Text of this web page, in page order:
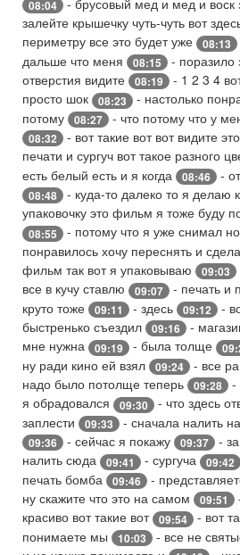
08:04
залейте крышечку чуть-чуть вот
периметру все это будет уже
08:13
дальше что меня
08:15
- поразило
отверстия видите
08:19
- 1 2 3 4
просто шок
08:23
- настолько
потому
08:27 - что потому что у
08:32 - вот такие вот вот видите
печати и сургуч вот такое разного
есть белый есть и я когда
08:46 -
08:48 - куда-то далеко то я делаю
упаковочку это фильм я тоже буду
08:55 - потому что я уже снимал
понравилось хочу переснять и
фильм так вот я упаковываю
09:03
все в кучу ставлю
09:07
- печать и
круто тоже
09:11 - здесь 09:12
-
быстренько съездил
09:16
-
мне нужна
09:19 - была толще
ну ради кино ей взял
09:24 - все
надо было потолще теперь
09:28
-
я обрадовался
09:30
- что здесь
заплести
09:33 - сначала налить
09:36 - сейчас я покажу 09:37
-
налить сюда
09:41 - сургуча 09:42
печать бомба
09:46 -
ну скажите что это на самом
09:51
красиво вот такие вот 09:54
- вот
понимаете мы
10:03 - все не